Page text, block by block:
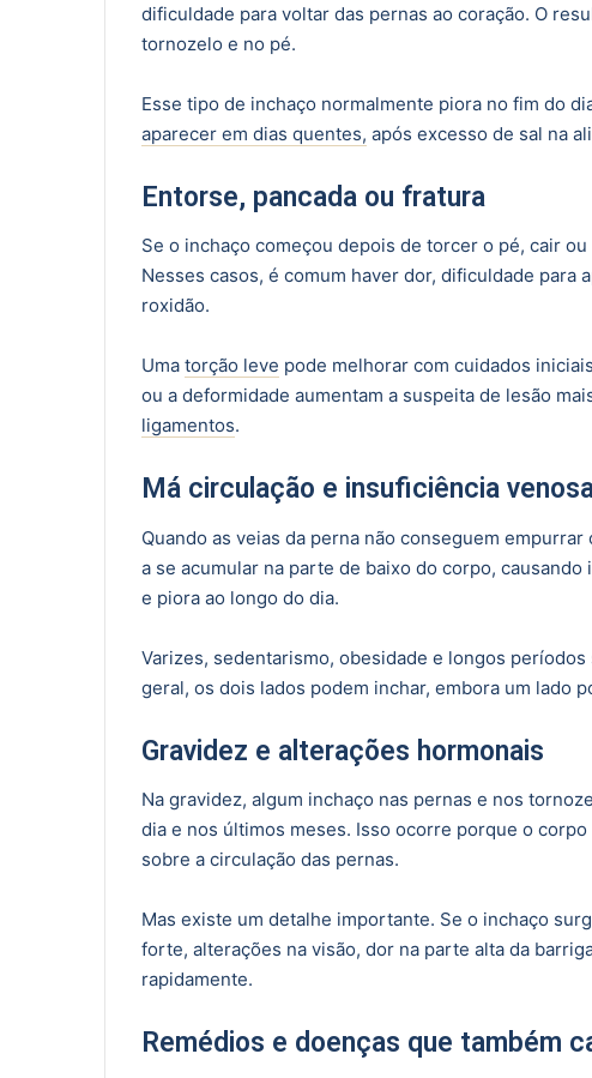
dificuldade para voltar das pernas ao coração. O
tornozelo e no pé.
Esse tipo de inchaço normalmente piora no fim do
aparecer em dias quentes, após excesso de sal na
Entorse, pancada ou fratura
Se o inchaço começou depois de torcer o pé, cair
Nesses casos, é comum haver dor, dificuldade para
roxidão.
Uma torção leve pode melhorar com cuidados
ou a deformidade aumentam a suspeita de lesão
ligamentos.
Má circulação e insuficiência
Quando as veias da perna não conseguem
a se acumular na parte de baixo do corpo,
e piora ao longo do dia.
Varizes, sedentarismo, obesidade e longos
geral, os dois lados podem inchar, embora um lado
Gravidez e alterações hormonais
Na gravidez, algum inchaço nas pernas e nos
dia e nos últimos meses. Isso ocorre porque o
sobre a circulação das pernas.
Mas existe um detalhe importante. Se o inchaço
forte, alterações na visão, dor na parte alta da
rapidamente.
Remédios e doenças que também